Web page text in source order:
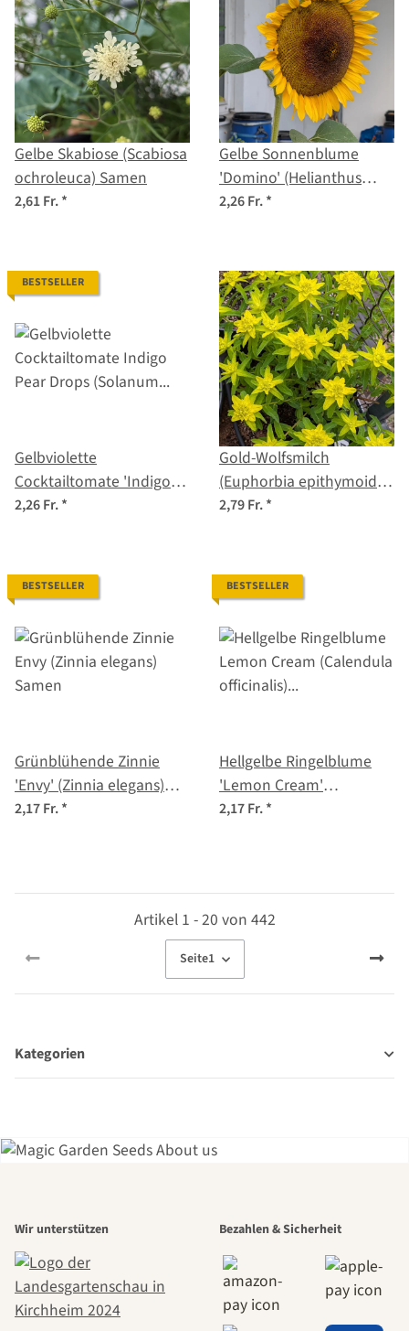
Gelbe Skabiose (Scabiosa
ochroleuca) Samen
2,61 Fr.*
Gelbe Sonnenblume
'Domino' (Helianthus
annuus) Samen
2,26 Fr.*
BESTSELLER
Gelbviolette
Cocktailtomate 'Indigo
Pear Drops' (Solanum
2,26 Fr.*
Gold-Wolfsmilch
(Euphorbia epithymoides
syn. polychroma) Samen
2,79 Fr.*
BESTSELLER
Grünblühende Zinnie
'Envy' (Zinnia elegans)
Samen
2,17 Fr.*
BESTSELLER
Hellgelbe Ringelblume
'Lemon Cream'
(Calendula officinalis)
2,17 Fr.*
Artikel 1 - 20 von 442
Seite1
Kategorien
schönsten
Wege zu uns
Wir unterstützen Bezahlen & Sicherheit